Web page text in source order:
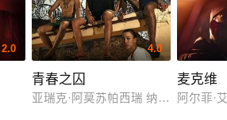
2.0 4.0
青春之囚
亚瑞克·阿莫苏帕西瑞 纳特·奇查理
麦克维
阿尔菲·